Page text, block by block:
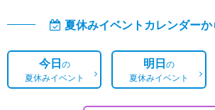
夏休みイベントカレンダー
今日の
夏休みイベント
明日の
夏休みイベント